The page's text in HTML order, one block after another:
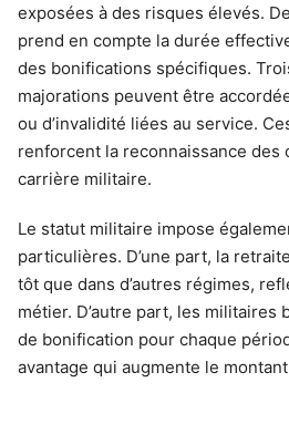
exposées à des risques élevés.
prend en compte la durée
des bonifications spécifiques.
majorations peuvent être
ou d’invalidité liées au service.
renforcent la reconnaissance des
carrière militaire.
Le statut militaire impose
particulières. D’une part, la
tôt que dans d’autres régimes,
métier. D’autre part, les militaires
de bonification pour chaque
avantage qui augmente le